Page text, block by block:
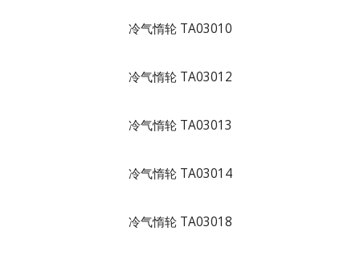
冷气惰轮 TA03010
冷气惰轮 TA03012
冷气惰轮 TA03013
冷气惰轮 TA03014
冷气惰轮 TA03018